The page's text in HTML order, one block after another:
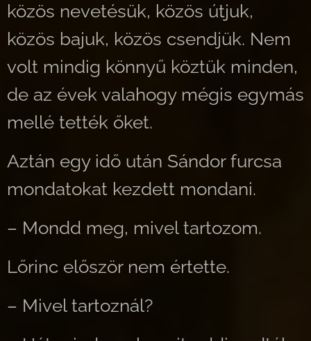
közös nevetésük, közös útjuk,
közös bajuk, közös csendjük. Nem
volt mindig könnyű köztük minden,
de az évek valahogy mégis egymás
mellé tették őket.
Aztán egy idő után Sándor furcsa
mondatokat kezdett mondani.
– Mondd meg, mivel tartozom.
Lőrinc először nem értette.
– Mivel tartoznál?